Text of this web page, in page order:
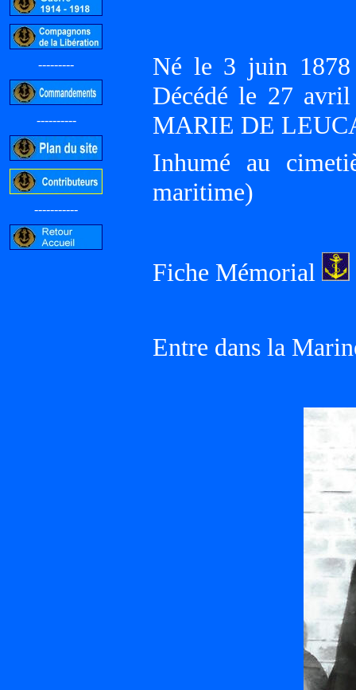
---------
----------
-----------
Né le 3 juin
Décédé le 27
MARIE DE
Inhumé au
maritime)
Fiche Mémorial
Entre dans la